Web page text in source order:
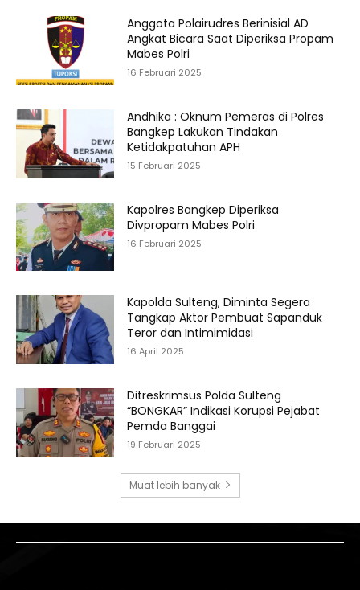
Anggota Polairudres Berinisial AD
Angkat Bicara Saat Diperiksa Propam
Mabes Polri
16 Februari 2025
Andhika : Oknum Pemeras di Polres
Bangkep Lakukan Tindakan
Ketidakpatuhan APH
15 Februari 2025
Kapolres Bangkep Diperiksa
Divpropam Mabes Polri
16 Februari 2025
Kapolda Sulteng, Diminta Segera
Tangkap Aktor Pembuat Sapanduk
Teror dan Intimimidasi
16 April 2025
Ditreskrimsus Polda Sulteng
“BONGKAR” Indikasi Korupsi Pejabat
Pemda Banggai
19 Februari 2025
Muat lebih banyak